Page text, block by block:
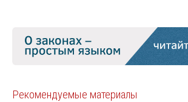
Рекомендуемые материалы